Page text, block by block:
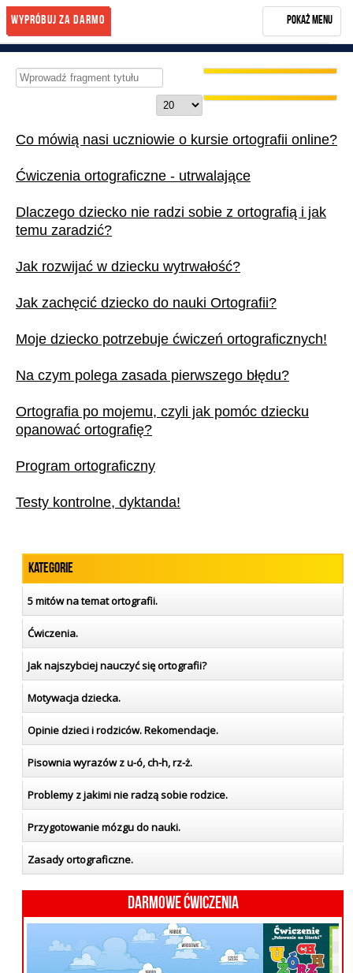
Pokaż menu
Wypróbuj za darmo
Start
KUP KURS
Rozwiń menu
Wprowadź
Pokaż
Co mówią nasi uczniowie o kursie ortografii online?
Ćwiczenia ortograficzne - utrwalające
Dlaczego dziecko nie radzi sobie z ortografią i jak
temu zaradzić?
Jak rozwijać w dziecku wytrwałość?
Jak zachęcić dziecko do nauki Ortografii?
Moje dziecko potrzebuje ćwiczeń ortograficznych!
Na czym polega zasada pierwszego błędu?
Ortografia po mojemu, czyli jak pomóc dziecku
opanować ortografię?
Program ortograficzny
Testy kontrolne, dyktanda!
Kategorie
5 mitów na temat ortografii.
Ćwiczenia.
Jak najszybciej nauczyć się ortografii?
Motywacja dziecka.
Opinie dzieci i rodziców. Rekomendacje.
Pisownia wyrazów z u-ó, ch-h, rz-ż.
Problemy z jakimi nie radzą sobie rodzice.
Przygotowanie mózgu do nauki.
Zasady ortograficzne.
Darmowe ćwiczenia